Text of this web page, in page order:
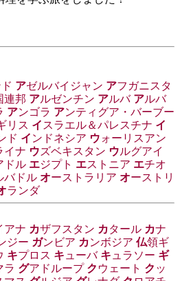
アゼルバイジャン アフガニスタ
連邦 アルゼンチン アルバ アルバ
アンゴラ アンティグア・バーブー
リス イ スラエル＆パレスチナ イ
ド イ ンドネシア ウ ォーリスアン
イナ ウズベキスタン ウルグアイ
ドル エジプト エストニア エチオ
バドル オーストラリア オーストリ
ランダ
アナ カザフスタン カタール カナ
ジー ガンビア カンボジア 仏領ギ
キプロス キ ューバ キ ュラソー ギ
ラ グアドループ ク ウェート ク ッ